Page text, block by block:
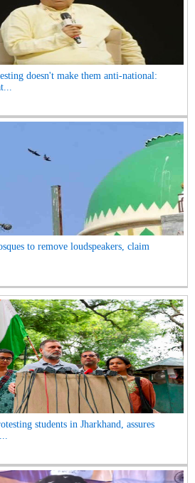
doesn't make them anti-national:
to remove loudspeakers, claim
students in Jharkhand, assures